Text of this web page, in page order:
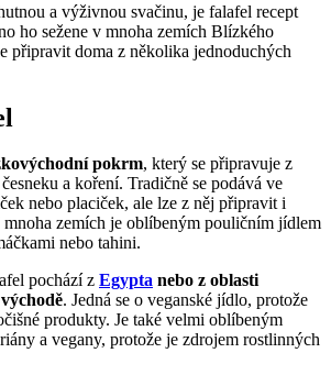
a výživnou svačinu, je falafel recept
ho sežene v mnoha zemích Blízkého
připravit doma z několika jednoduchých
pokrm, který se připravuje z
a koření. Tradičně se podává ve
nebo placiček, ale lze z něj připravit i
zemích je oblíbeným pouličním jídlem
nebo tahini.
pochází z Egypta nebo z oblasti
. Jedná se o veganské jídlo, protože
produkty. Je také velmi oblíbeným
a vegany, protože je zdrojem rostlinných